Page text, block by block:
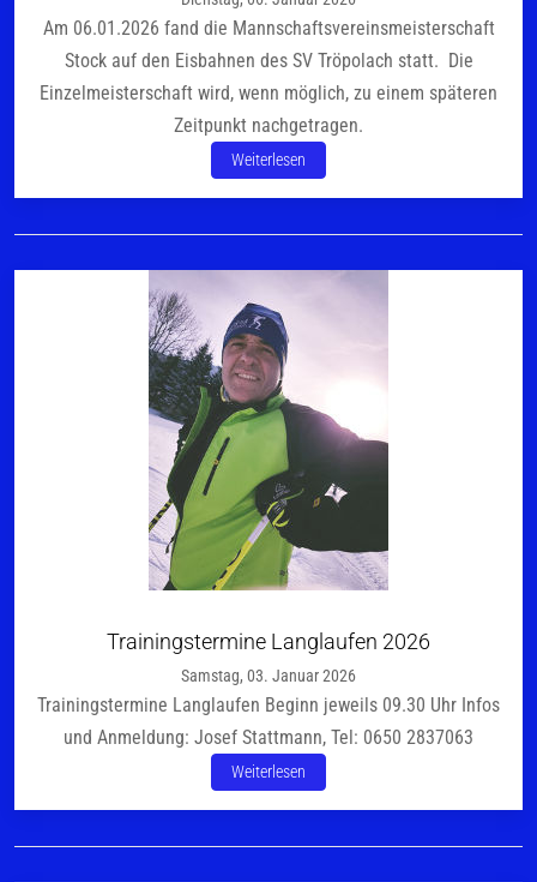
Am 06.01.2026 fand die Mannschaftsvereinsmeisterschaft
Stock auf den Eisbahnen des SV Tröpolach statt. Die
Einzelmeisterschaft wird, wenn möglich, zu einem späteren
Zeitpunkt nachgetragen.
Weiterlesen
Trainingstermine Langlaufen 2026
Samstag, 03. Januar 2026
Trainingstermine Langlaufen Beginn jeweils 09.30 Uhr Infos
und Anmeldung: Josef Stattmann, Tel: 0650 2837063
Weiterlesen